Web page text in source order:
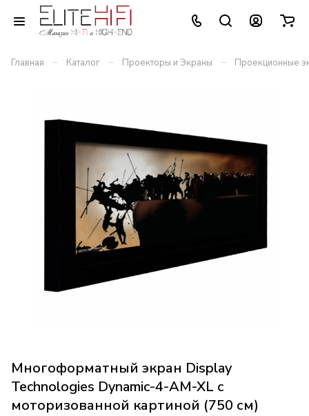
Главная – Каталог – Проекторы и Экраны – Проекционные
Многоформатный экран Display
Technologies Dynamic-4-AM-XL с
моторизованной картиной (750 см)